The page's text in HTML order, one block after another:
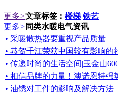
更多>文章标签： 楼梯 铁艺
更多> 同类水暖电气资讯
• 采暖散热器要重视产品质量
• 恭贺千江荣获中国较有影响的
• 传递时尚的生活空间|玉金山
• 相信品牌的力量！澳诺恩特强
• 油锈对工件的影响及解决方法